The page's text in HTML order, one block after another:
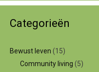
Categorieën
Bewust leven (15)
Community living (5)